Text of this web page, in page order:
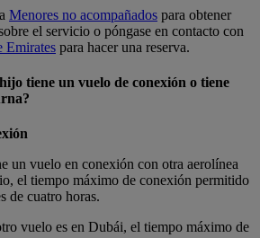
Menores no acompañados para obtener
el servicio o póngase en contacto con
Emirates para hacer una reserva.
tiene un vuelo de conexión o tiene
un vuelo en conexión con otra aerolínea
el tiempo máximo de conexión permitido
de cuatro horas.
vuelo es en Dubái, el tiempo máximo de